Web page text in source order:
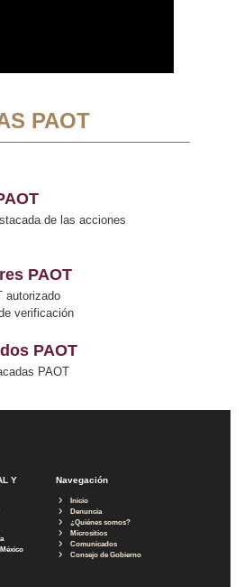
PAOT
de las acciones
PAOT
autorizado
verificación
PAOT
PAOT
Y
Navegación
Inicio
Denuncia
¿Quiénes somos?
Micrositios
Comunicados
Consejo de Gobierno